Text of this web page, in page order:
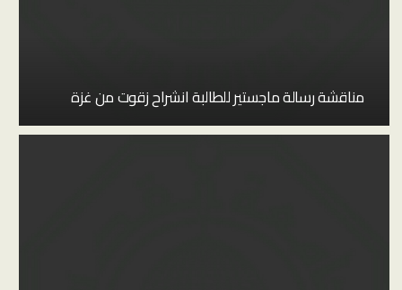
مناقشة رسالة ماجستير للطالبة انشراح زقوت من غزة